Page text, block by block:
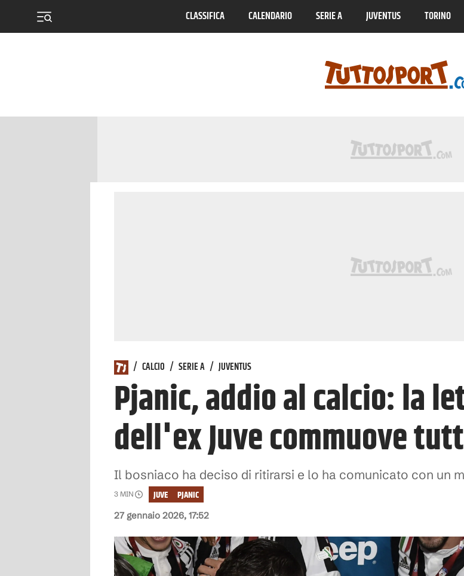
CLASSIFICA CALENDARIO SERIE A JUVENTUS TORINO
/ CALCIO / SERIE A / JUVENTUS
Pjanic, addio al calcio: la
dell'ex Juve commuove
Il bosniaco ha deciso di ritirarsi e lo ha comunicato con un
27 gennaio 2026, 17:52
3 MIN PJANIC
JUVE